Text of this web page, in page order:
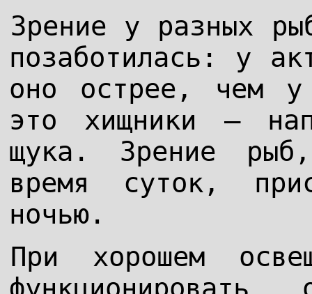
Зрение у разных
позаботилась: у
оно острее, чем у
это хищники —
щука. Зрение
время суток,
ночью.
При хорошем